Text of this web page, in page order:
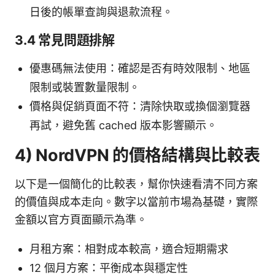
日後的帳單查詢與退款流程。
3.4 常見問題排解
優惠碼無法使用：確認是否有時效限制、地區
限制或裝置數量限制。
價格與促銷頁面不符：清除快取或換個瀏覽器
再試，避免舊 cached 版本影響顯示。
4) NordVPN 的價格結構與比較表
以下是一個簡化的比較表，幫你快速看清不同方案
的價值與成本走向。數字以當前市場為基礎，實際
金額以官方頁面顯示為準。
月租方案：相對成本較高，適合短期需求
12 個月方案：平衡成本與穩定性